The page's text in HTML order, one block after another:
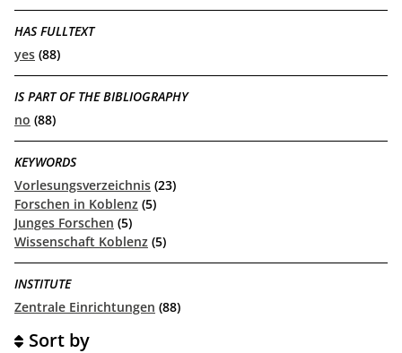
HAS FULLTEXT
yes (88)
IS PART OF THE BIBLIOGRAPHY
no (88)
KEYWORDS
Vorlesungsverzeichnis (23)
Forschen in Koblenz (5)
Junges Forschen (5)
Wissenschaft Koblenz (5)
INSTITUTE
Zentrale Einrichtungen (88)
Sort by